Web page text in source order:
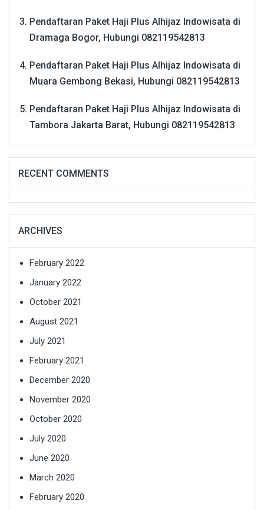
Pendaftaran Paket Haji Plus Alhijaz Indowisata di
Dramaga Bogor, Hubungi 082119542813
Pendaftaran Paket Haji Plus Alhijaz Indowisata di
Muara Gembong Bekasi, Hubungi 082119542813
Pendaftaran Paket Haji Plus Alhijaz Indowisata di
Tambora Jakarta Barat, Hubungi 082119542813
RECENT COMMENTS
ARCHIVES
February 2022
January 2022
October 2021
August 2021
July 2021
February 2021
December 2020
November 2020
October 2020
July 2020
June 2020
March 2020
February 2020